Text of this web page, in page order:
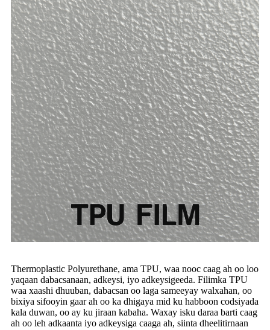
Thermoplastic Polyurethane, ama TPU, waa nooc caag ah oo loo
yaqaan dabacsanaan, adkeysi, iyo adkeysigeeda. Filimka TPU
waa xaashi dhuuban, dabacsan oo laga sameeyay walxahan, oo
bixiya sifooyin gaar ah oo ka dhigaya mid ku habboon codsiyada
kala duwan, oo ay ku jiraan kabaha. Waxay isku daraa barti caag
ah oo leh adkaanta iyo adkeysiga caaga ah, siinta dheelitirnaan